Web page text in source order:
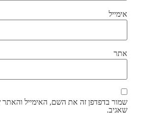
אימייל
אתר
שמור בדפדפן זה את השם, האימייל
שאגיב.